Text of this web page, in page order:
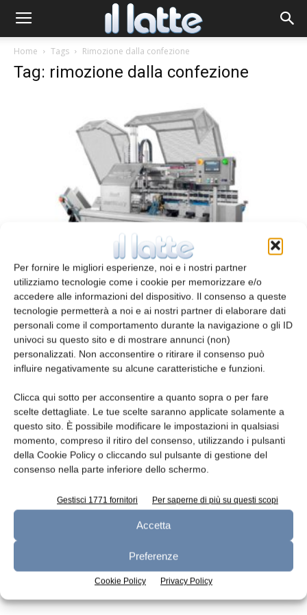
Per fornire le migliori esperienze, noi e i nostri partner
utilizziamo tecnologie come i cookie per memorizzare e/o
accedere alle informazioni del dispositivo. Il consenso a queste
tecnologie permetterà a noi e ai nostri partner di elaborare dati
personali come il comportamento durante la navigazione o gli ID
univoci su questo sito e di mostrare annunci (non)
personalizzati. Non acconsentire o ritirare il consenso può
influire negativamente su alcune caratteristiche e funzioni.
Clicca qui sotto per acconsentire a quanto sopra o per fare
scelte dettagliate. Le tue scelte saranno applicate solamente a
questo sito. È possibile modificare le impostazioni in qualsiasi
momento, compreso il ritiro del consenso, utilizzando i pulsanti
della Cookie Policy o cliccando sul pulsante di gestione del
consenso nella parte inferiore dello schermo.
Gestisci 1771 fornitori Per saperne di più su questi scopi
Accetta
Preferenze
Cookie Policy Privacy Policy
Home Tags Rimozione dalla confezione
Tag: rimozione dalla confezione
Eliminare buste e film protettivi
redazione 31 Gennaio 2018
Leggi la rivista
n.6 - Giugno 2026 n.5 - Maggio 2026
Edicola Web